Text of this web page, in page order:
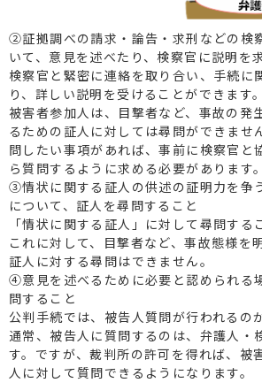
②証拠調べの請求・論告・求刑などの検
いて、意見を述べたり、検察官に説明を
検察官と緊密に連絡を取り合い、手続に
り、詳しい説明を受けることができます。
被害者参加人は、目撃者など、事故の発
るための証人に対しては尋問ができませ
問したい事項があれば、事前に検察官と
ら質問するように求める必要があります。
③情状に関する証人の供述の証明力を争
について、証人を尋問すること
「情状に関する証人」に対して尋問する
これに対して、目撃者など、事故態様を
証人に対する尋問はできません。
④意見を述べるために必要と認められる
問すること
公判手続では、被告人質問が行われるの
通常、被告人に質問するのは、弁護人・
す。ですが、裁判所の許可を得れば、被
人に対して質問できるようになります。